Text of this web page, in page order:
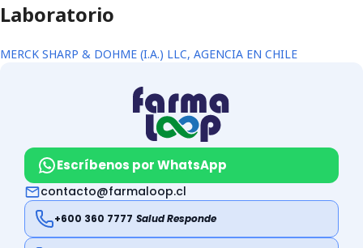
Laboratorio
MERCK SHARP & DOHME (I.A.) LLC, AGENCIA EN CHILE
Escríbenos por WhatsApp
contacto@farmaloop.cl
+600 360 7777 Salud Responde